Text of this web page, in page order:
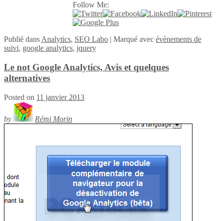
Follow Me:
Publié dans Analytics, SEO Labo | Marqué avec évènements de
suivi, google analytics, jquery
Le not Google Analytics, Avis et quelques
alternatives
Posted on 11 janvier 2013
by Rémi Morin